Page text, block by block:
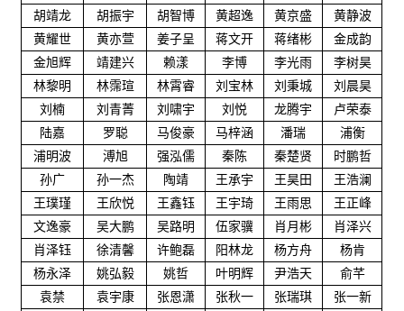
胡靖龙
胡振宇 胡智博 黄超逸 黄京盛
黄静波
黄耀世
黄亦萱 姜子呈 蒋文开 蒋绪彬
金成韵
金旭辉
靖建兴 赖漾 李博 李光雨
李树昊
林黎明
林霈瑄 林霄睿 刘宝林 刘秉城
刘晨昊
刘楠
刘青菁 刘啸宇 刘悦 龙腾宇
卢荣泰
陆嘉
罗聪 马俊豪 马梓涵 潘瑞
浦衡
浦明波
溥旭 强泓儒 秦陈 秦楚贤
时鹏哲
孙广
孙一杰 陶靖 王承宇 王昊田
王浩澜
王璞瑾
王欣悦 王鑫钰 王宇琦 王雨思
王正峰
文逸豪
吴大鹏 吴路明 伍家骥 肖月彬
肖泽兴
肖泽钰
徐清馨 许鲍磊 阳林龙 杨方舟
杨肯
杨永泽
姚弘毅 姚哲 叶明辉 尹浩天
俞芊
袁禁
袁宇康 张恩潇 张秋一 张瑞琪
张一新